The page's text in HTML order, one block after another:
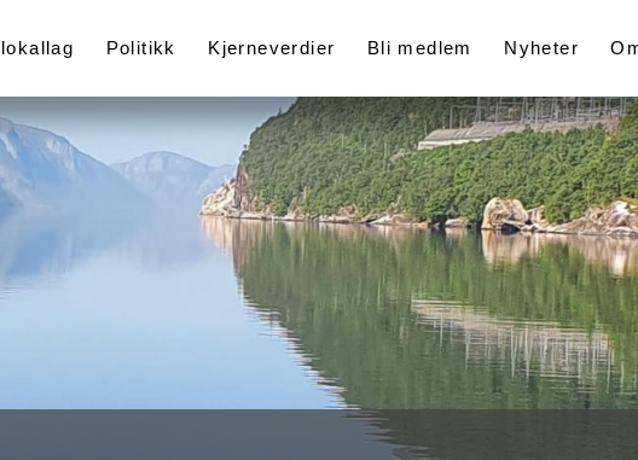
Politikk Kjerneverdier Bli medlem Nyheter